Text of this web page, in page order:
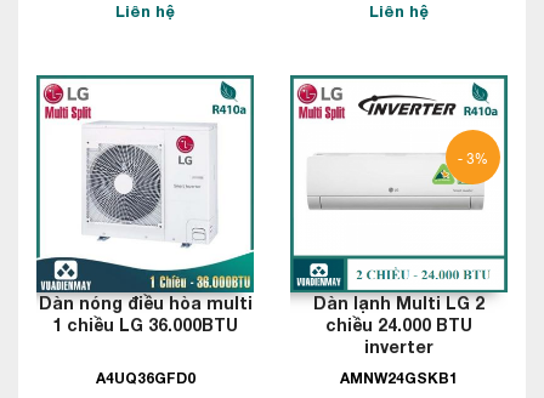
Liên hệ Liên hệ
Dàn nóng điều hòa multi
1 chiều LG 36.000BTU
A4UQ36GFD0
- 3%
Dàn lạnh Multi LG 2
chiều 24.000 BTU
inverter
AMNW24GSKB1